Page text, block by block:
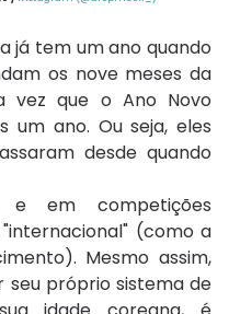
já tem um ano quando
os nove meses da
vez que o Ano Novo
um ano. Ou seja, eles
desde quando
e em competições
(como a
Mesmo assim,
seu próprio sistema de